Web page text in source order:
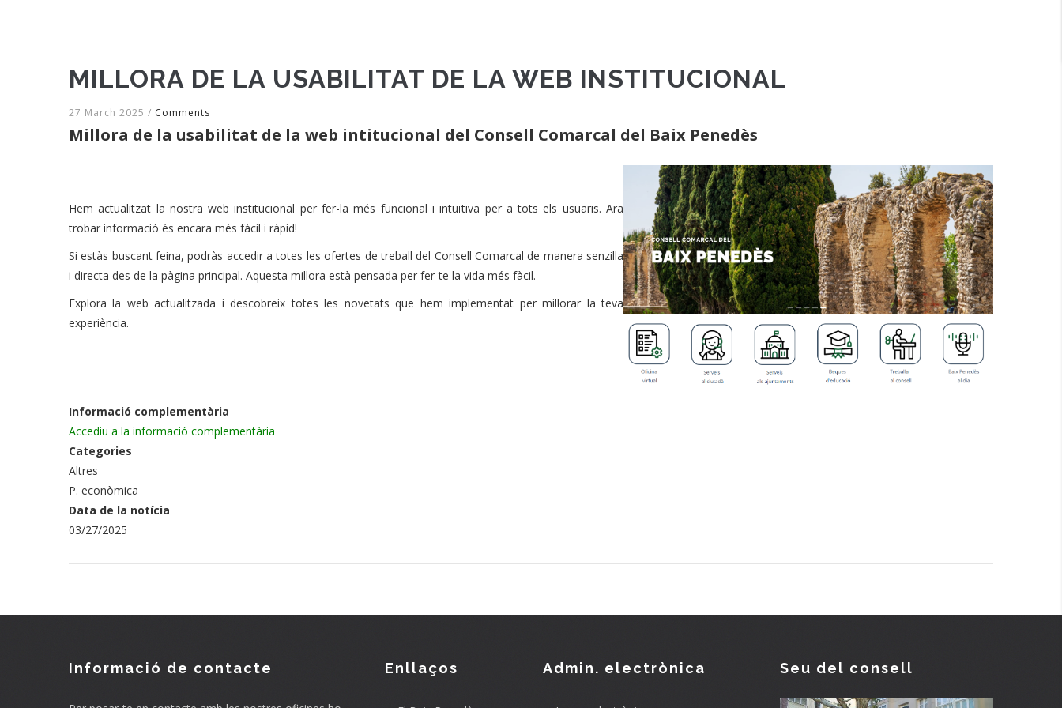
MILLORA DE LA USABILITAT DE LA WEB INSTITUCIONAL
27 March 2025 / Comments
Millora de la usabilitat de la web intitucional del Consell Comarcal del Baix Penedès
Hem actualitzat la nostra web institucional per fer-la més funcional i intuïtiva per a tots els usuaris. Ara
trobar informació és encara més fàcil i ràpid!
Si estàs buscant feina, podràs accedir a totes les ofertes de treball del Consell Comarcal de manera senzilla
i directa des de la pàgina principal. Aquesta millora està pensada per fer-te la vida més fàcil.
Explora la web actualitzada i descobreix totes les novetats que hem implementat per millorar la teva
experiència.
Informació complementària
Accediu a la informació complementària
Categories
Altres
P. econòmica
Data de la notícia
03/27/2025
Informació de contacte Enllaços Admin. electrònica Seu del consell